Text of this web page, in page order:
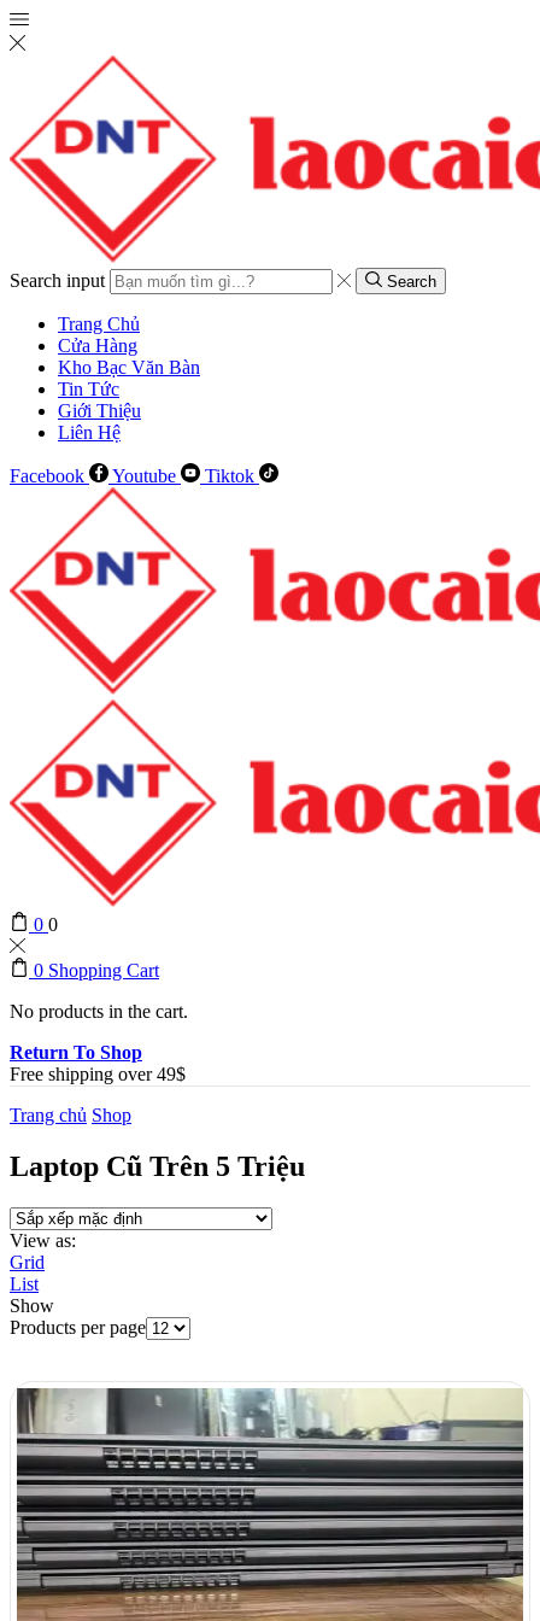
Search input Search
Trang Chủ
Cửa Hàng
Kho Bạc Văn Bàn
Tin Tức
Giới Thiệu
Liên Hệ
Facebook Youtube Tiktok
0 0
0 Shopping Cart
No products in the cart.
Return To Shop
Free shipping over 49$
Trang chủ Shop
Laptop Cũ Trên 5 Triệu
View as:
Grid
List
Show
Products per page